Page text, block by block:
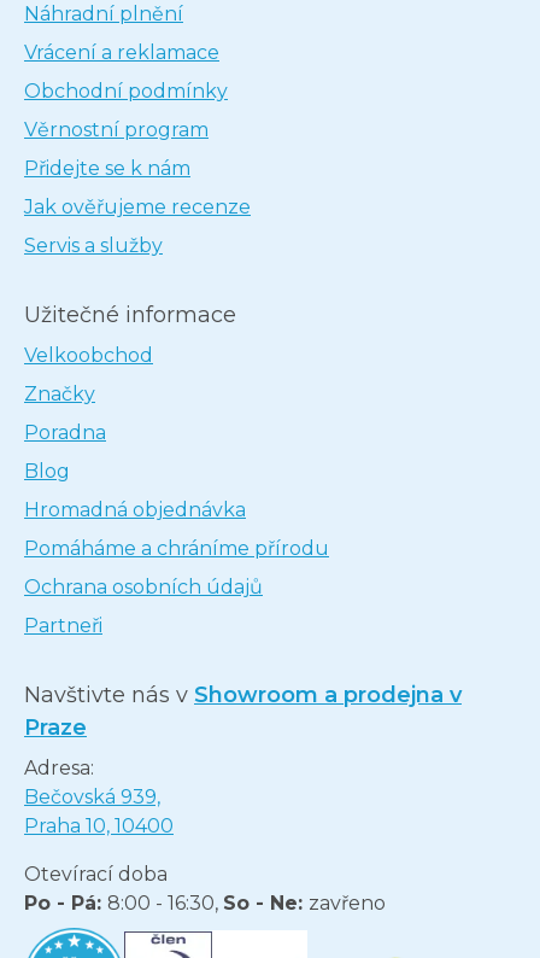
Náhradní plnění
Vrácení a reklamace
Obchodní podmínky
Věrnostní program
Přidejte se k nám
Jak ověřujeme recenze
Servis a služby
Užitečné informace
Velkoobchod
Značky
Poradna
Blog
Hromadná objednávka
Pomáháme a chráníme přírodu
Ochrana osobních údajů
Partneři
Navštivte nás v Showroom a prodejna v
Praze
Adresa:
Bečovská 939,
Praha 10, 10400
Otevírací doba
Po - Pá: 8:00 - 16:30, So - Ne: zavřeno